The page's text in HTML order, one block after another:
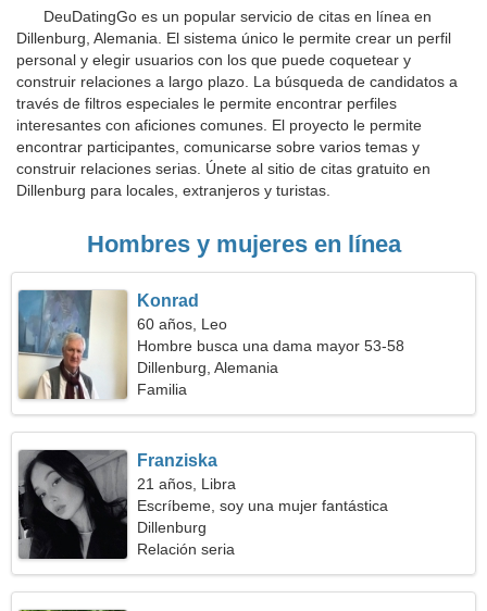
DeuDatingGo es un popular servicio de citas en línea en
Dillenburg, Alemania. El sistema único le permite crear un perfil
personal y elegir usuarios con los que puede coquetear y
construir relaciones a largo plazo. La búsqueda de candidatos a
través de filtros especiales le permite encontrar perfiles
interesantes con aficiones comunes. El proyecto le permite
encontrar participantes, comunicarse sobre varios temas y
construir relaciones serias. Únete al sitio de citas gratuito en
Dillenburg para locales, extranjeros y turistas.
Hombres y mujeres en línea
Konrad
60 años, Leo
Hombre busca una dama mayor 53-58
Dillenburg, Alemania
Familia
Franziska
21 años, Libra
Escríbeme, soy una mujer fantástica
Dillenburg
Relación seria